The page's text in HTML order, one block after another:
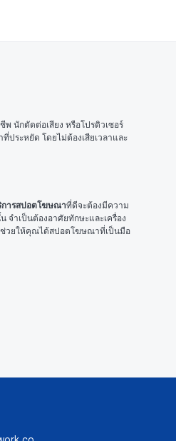
นักตัดต่อเสียง หรือโปรดิวเซอร์
ระหยัด โดยไม่ต้องเสียเวลาและ
การสปอตโฆษณาที่ดีจะต้องมีความ
จำเป็นต้องอาศัยทักษะและเครื่อง
ช่วยให้คุณได้สปอตโฆษณาที่เป็นมือ